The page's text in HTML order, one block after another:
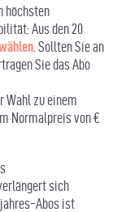
höchsten
Aus den 20
. Sollten Sie an
Sie das Abo
Wahl zu einem
Normalpreis von €
sich
Abos ist